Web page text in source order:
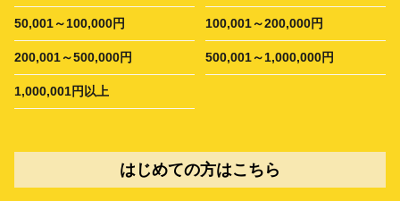
50,001～100,000円 100,001～200,000円
200,001～500,000円 500,001～1,000,000円
1,000,001円以上
はじめての方はこちら